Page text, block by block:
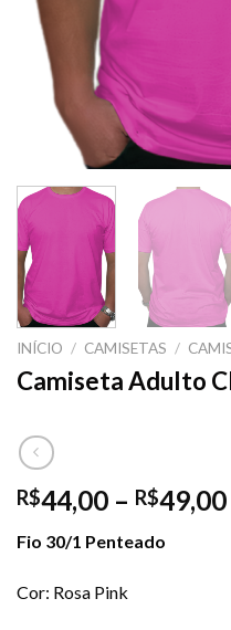
INÍCIO / CAMISETAS /
Camiseta Adulto
R$44,00 – R$49,00
Fio 30/1 Penteado
Cor: Rosa Pink